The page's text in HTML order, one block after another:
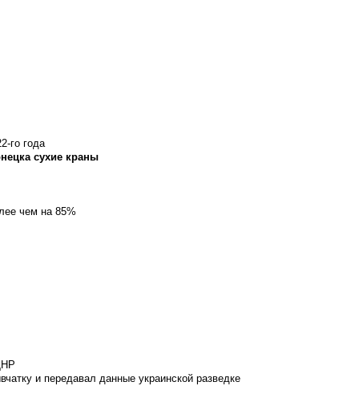
го года
сухие краны
чем на 85%
и передавал данные украинской разведке